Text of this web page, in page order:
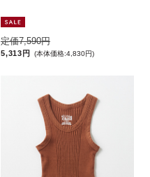
定価7,590円
5,313円 (本体価格:4,830円)